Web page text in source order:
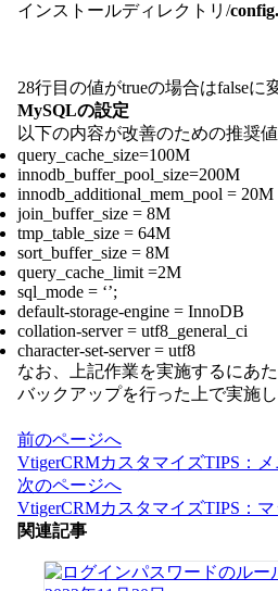
インストールディレクトリ/
28行目の値がtrueの場合はfalseに
MySQLの設定
以下の内容が改善のための推奨値
query_cache_size=100M
innodb_buffer_pool_size=200M
innodb_additional_mem_pool = 20M
join_buffer_size = 8M
tmp_table_size = 64M
sort_buffer_size = 8M
query_cache_limit =2M
sql_mode = ‘’;
default-storage-engine = InnoDB
collation-server = utf8_general_ci
character-set-server = utf8
なお、上記作業を実施するにあ
バックアップを行った上で実施し
投
稿
ナ
ビ
ゲ
前のページへ
VtigerCRMカスタマイズTIPS：
次のページへ
VtigerCRMカスタマイズTIPS：
関連記事